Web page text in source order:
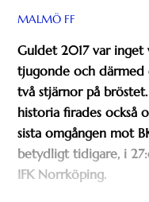
MALMÖ FF
Guldet 2017 var
tjugonde och därmed
två stjärnor på
historia firades också
sista omgången mot
betydligt tidigare, i
IFK Norrköping.